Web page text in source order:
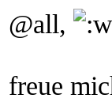
@all,
freue